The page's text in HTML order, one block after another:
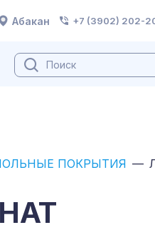
Абакан +7 (3902) 202-
ПОКРЫТИЯ